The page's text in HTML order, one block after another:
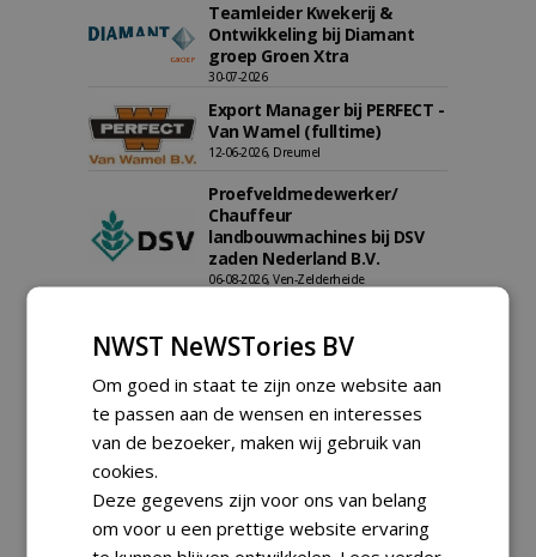
Teamleider Kwekerij &
Ontwikkeling bij Diamant
groep Groen Xtra
30-07-2026
Export Manager bij PERFECT -
Van Wamel (fulltime)
12-06-2026, Dreumel
Proefveldmedewerker/
Chauffeur
landbouwmachines bij DSV
zaden Nederland B.V.
06-08-2026, Ven-Zelderheide
DSV zaden Nederland B.V.
06-08-2026, Ven-Zelderheide
Allround
magazijnmedewerker
(fulltime) bij DSV zaden
Nederland B.V.
Groeiplaats specialist bij
Boomtotaalzorg32-40 uur
NWST NeWSTories BV
Om goed in staat te zijn onze website aan
te passen aan de wensen en interesses
van de bezoeker, maken wij gebruik van
cookies.
Deze gegevens zijn voor ons van belang
om voor u een prettige website ervaring